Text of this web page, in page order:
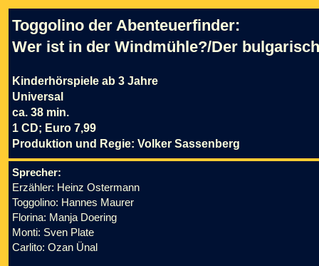
Toggolino der Abenteuerfinder:
Wer ist in der Windmühle?/Der
Kinderhörspiele ab 3 Jahre
Universal
ca. 38 min.
1 CD; Euro 7,99
Produktion und Regie: Volker Sassenberg
Sprecher:
Erzähler: Heinz Ostermann
Toggolino: Hannes Maurer
Florina: Manja Doering
Monti: Sven Plate
Carlito: Ozan Ünal